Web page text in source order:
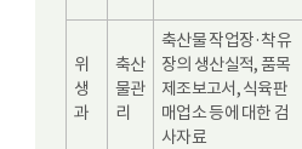
위
생
과
축산
물관
리
축산물 작업장·착유
장의 생산실적, 품목
제조보고서, 식육판
매업소 등에 대한 검
사자료